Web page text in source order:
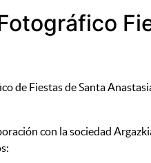
de Fiestas de Santa
con la sociedad